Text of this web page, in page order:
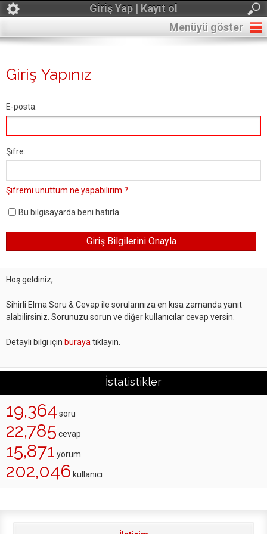
Giriş Yap | Kayıt ol
Menüyü göster
Giriş Yapınız
E-posta:
Şifre:
Şifremi unuttum ne yapabilirim ?
Bu bilgisayarda beni hatırla
Hoş geldiniz,
Sihirli Elma Soru & Cevap ile sorularınıza en kısa zamanda yanıt
alabilirsiniz. Sorunuzu sorun ve diğer kullanıcılar cevap versin.
Detaylı bilgi için buraya tıklayın.
İstatistikler
19,364 soru
22,785 cevap
15,871 yorum
202,046 kullanıcı